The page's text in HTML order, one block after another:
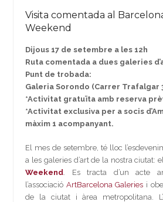
Visita comentada al
Weekend
Dijous 17 de setembre a les 12h
Ruta comentada a dues galeries
Punt de trobada:
Galeria Sorondo (Carrer Trafalgar
*Activitat gratuïta amb reserva
*Activitat exclusiva per a socis
màxim 1 acompanyant.
El mes de setembre, té lloc
a les galeries d’art de la nostra ciutat: el
Weekend . Es tracta d’un acte
l’associació ArtBarcelona Galeries i
de la ciutat i àrea metropolitana.